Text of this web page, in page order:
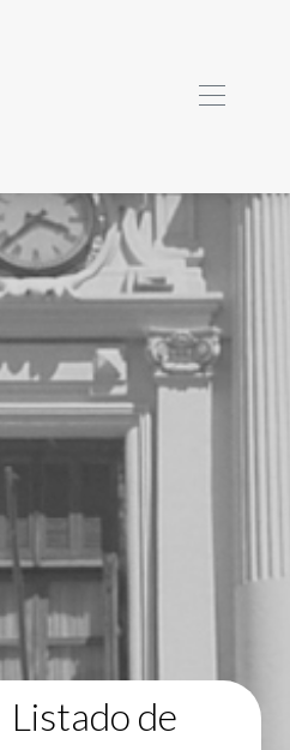
Listado de